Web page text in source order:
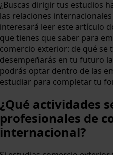
¿Buscas dirigir tus estudios
las relaciones
interesará leer este artículo
que tienes que saber para
comercio exterior: de qué se
desempeñarás en tu futuro
podrás optar dentro de las
estudiar para completar tu
¿Qué actividades
profesionales de
internacional?